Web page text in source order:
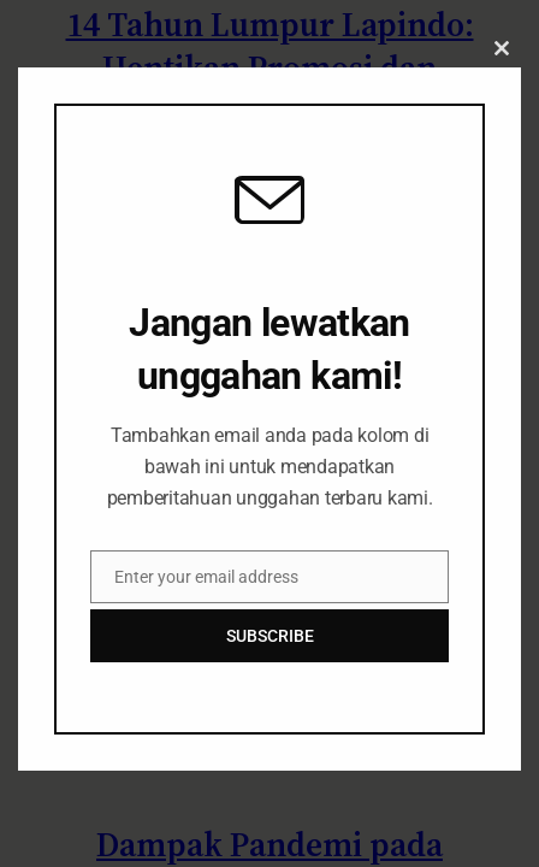
14 Tahun Lumpur Lapindo:
Hentikan Promosi dan
Proteksi atas Industri
Hidup Warga
Siaran Pers
Fokus Atasi Virus dan
Hentikan Sementara Operasi
Pertambangan
Energi & Tambang
Dampak Pandemi pada
Close
Jangan lewatkan
unggahan kami!
Tambahkan email anda pada kolom di
bawah ini untuk mendapatkan
pemberitahuan unggahan terbaru kami.
Email
Enter your email address
SUBSCRIBE